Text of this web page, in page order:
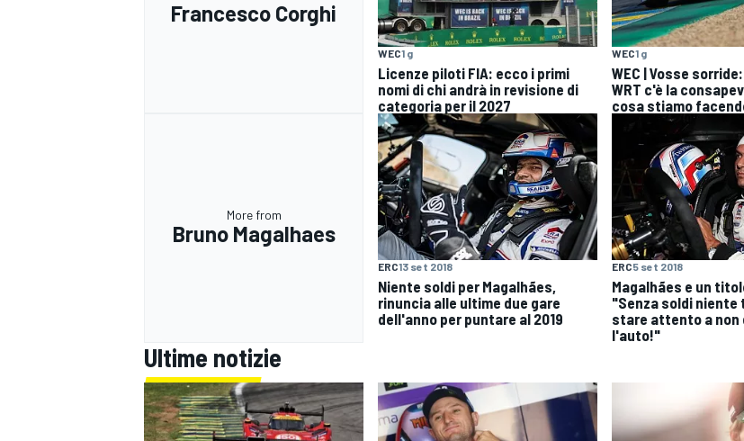
Francesco Corghi
WEC1 g
Licenze piloti FIA: ecco i primi
nomi di chi andrà in revisione di
categoria per il 2027
WEC1 g
WEC | Vosse
WRT c'è la
cosa stiamo
More from
Bruno Magalhaes
ERC13 set 2018
Niente soldi per Magalhães,
rinuncia alle ultime due gare
dell'anno per puntare al 2019
ERC5 set 2018
Magalhães e un
"Senza soldi niente
stare attento a non
l'auto!"
Ultime notizie